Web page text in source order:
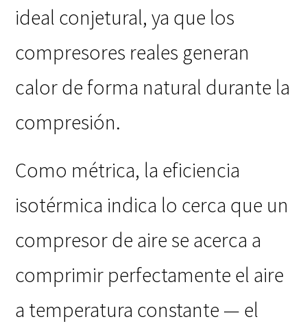
ideal conjetural, ya que los
compresores reales generan
calor de forma natural durante la
compresión.
Como métrica, la eficiencia
isotérmica indica lo cerca que un
compresor de aire se acerca a
comprimir perfectamente el aire
a temperatura constante — el